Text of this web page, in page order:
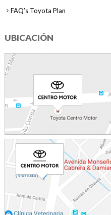
FAQ’s Toyota Plan
UBICACIÓN